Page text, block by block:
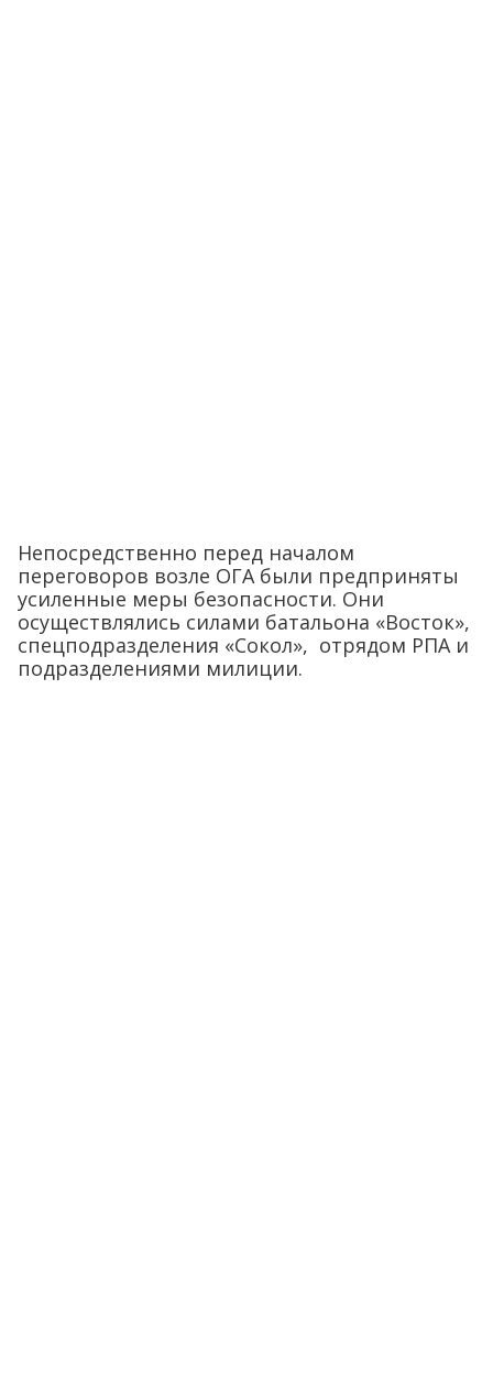
Непосредственно перед началом
переговоров возле ОГА были предприняты
усиленные меры безопасности. Они
осуществлялись силами батальона «Восток»,
спецподразделения «Сокол», отрядом РПА и
подразделениями милиции.